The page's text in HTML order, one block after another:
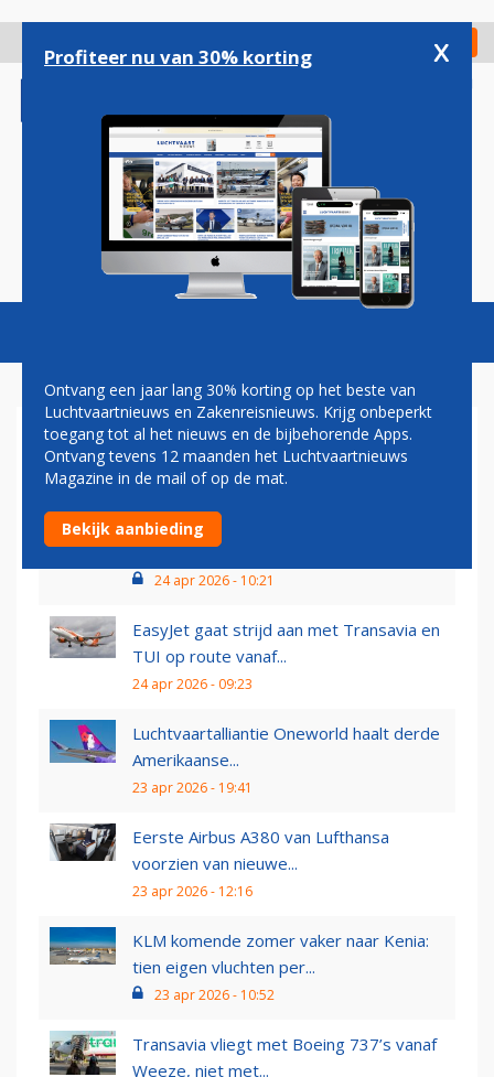
gaan
Check in
Magazine Podcasts Vacatures
AIRLINES
Spirit Airlines in gevorderd stadium met
Amerikaanse...
24 apr 2026 - 10:21
EasyJet gaat strijd aan met Transavia en
TUI op route vanaf...
24 apr 2026 - 09:23
Luchtvaartalliantie Oneworld haalt derde
Amerikaanse...
23 apr 2026 - 19:41
Eerste Airbus A380 van Lufthansa
voorzien van nieuwe...
23 apr 2026 - 12:16
KLM komende zomer vaker naar Kenia:
tien eigen vluchten per...
23 apr 2026 - 10:52
Transavia vliegt met Boeing 737’s vanaf
Weeze, niet met...
Profiteer nu van 30% korting x
Ontvang een jaar lang 30% korting op het beste van
Luchtvaartnieuws en Zakenreisnieuws. Krijg onbeperkt
toegang tot al het nieuws en de bijbehorende Apps.
Ontvang tevens 12 maanden het Luchtvaartnieuws
Magazine in de mail of op de mat.
Bekijk aanbieding